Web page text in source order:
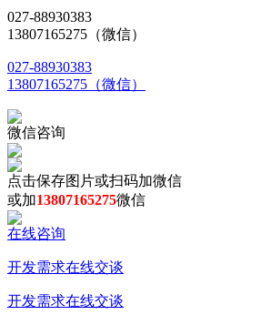
027-88930383
13807165275（微信）
027-88930383
13807165275（微信）
微信咨询
点击保存图片或扫码加微信
或加13807165275微信
在线咨询
开发需求在线交谈
开发需求在线交谈